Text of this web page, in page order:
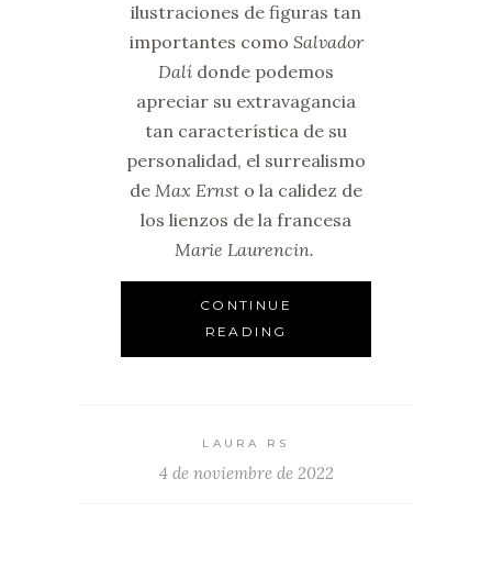
ilustraciones de figuras tan
importantes como Salvador
Dalí donde podemos
apreciar su extravagancia
tan característica de su
personalidad, el surrealismo
de Max Ernst o la calidez de
los lienzos de la francesa
Marie Laurencin.
CONTINUE
READING
LAURA RS
4 de noviembre de 2022